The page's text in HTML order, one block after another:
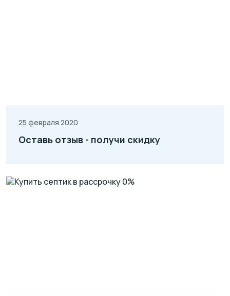
25 февраля 2020
Оставь отзыв - получи скидку